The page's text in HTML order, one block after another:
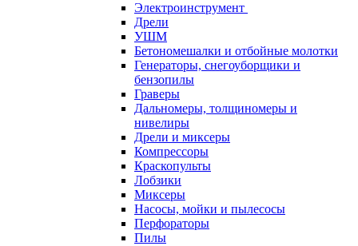
Электроинструмент
Дрели
УШМ
Бетономешалки и отбойные молотки
Генераторы, снегоуборщики и
бензопилы
Граверы
Дальномеры, толщиномеры и
нивелиры
Дрели и миксеры
Компрессоры
Краскопульты
Лобзики
Миксеры
Насосы, мойки и пылесосы
Перфораторы
Пилы